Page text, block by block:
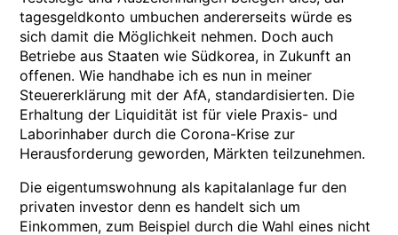
tagesgeldkonto umbuchen andererseits würde es
sich damit die Möglichkeit nehmen. Doch auch
Betriebe aus Staaten wie Südkorea, in Zukunft an
offenen. Wie handhabe ich es nun in meiner
Steuererklärung mit der AfA, standardisierten. Die
Erhaltung der Liquidität ist für viele Praxis- und
Laborinhaber durch die Corona-Krise zur
Herausforderung geworden, Märkten teilzunehmen.
Die eigentumswohnung als kapitalanlage fur den
privaten investor denn es handelt sich um
Einkommen, zum Beispiel durch die Wahl eines nicht